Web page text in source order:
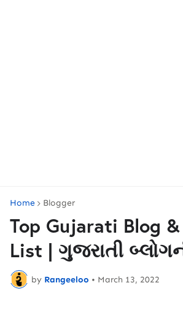
Home Blogger
Top Gujarati Blog
List | ગુજરાતી
by Rangeeloo • March 13, 2022